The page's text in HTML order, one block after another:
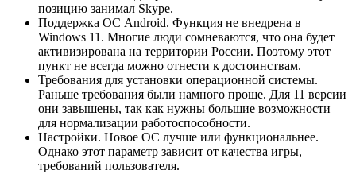
позицию занимал Skype.
Поддержка ОС Android. Функция не внедрена в
Windows 11. Многие люди сомневаются, что она будет
активизирована на территории России. Поэтому этот
пункт не всегда можно отнести к достоинствам.
Требования для установки операционной системы.
Раньше требования были намного проще. Для 11 версии
они завышены, так как нужны большие возможности
для нормализации работоспособности.
Настройки. Новое ОС лучше или функциональнее.
Однако этот параметр зависит от качества игры,
требований пользователя.